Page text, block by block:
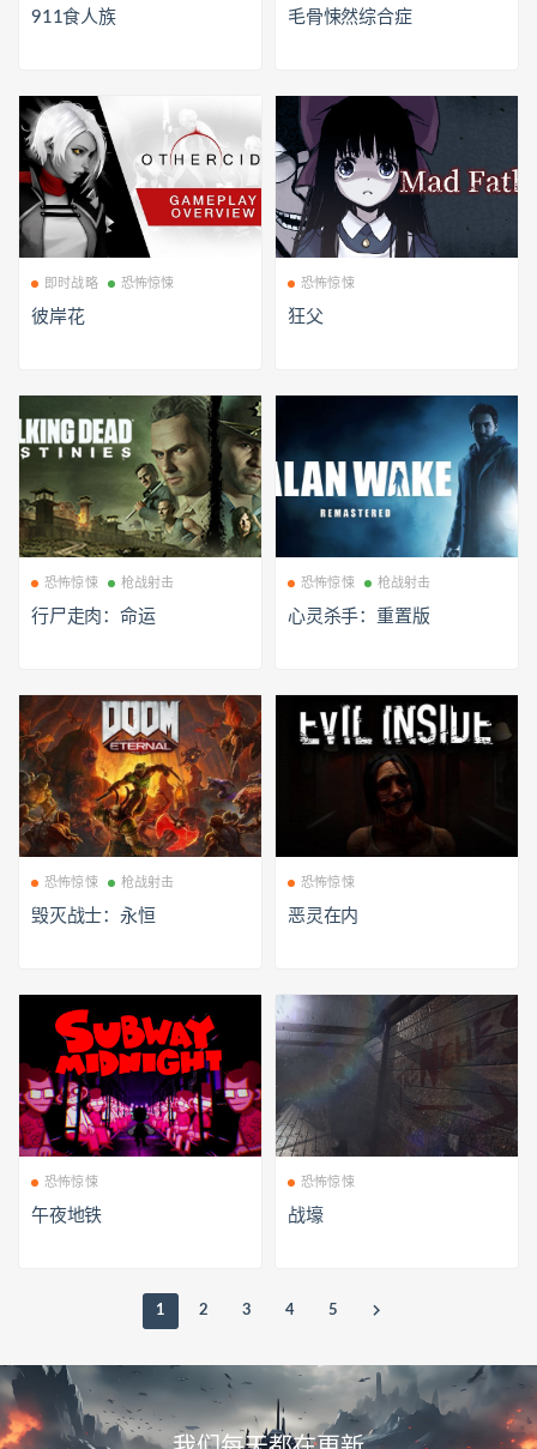
911食人族 毛骨悚然综合症
即时战略 恐怖惊悚
彼岸花
恐怖惊悚
狂父
恐怖惊悚 枪战射击
行尸走肉：命运
恐怖惊悚 枪战射击
心灵杀手：重置版
恐怖惊悚 枪战射击
毁灭战士：永恒
恐怖惊悚
恶灵在内
恐怖惊悚
午夜地铁
恐怖惊悚
战壕
1 2 3 4 5